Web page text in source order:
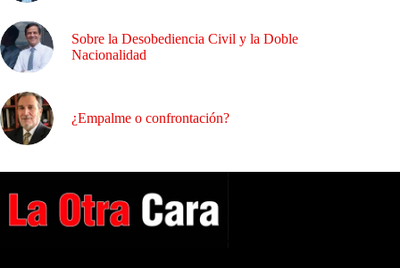
Sobre la Desobediencia Civil y la Doble
Nacionalidad
¿Empalme o confrontación?